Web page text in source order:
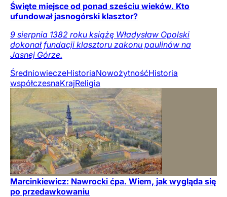
Święte miejsce od ponad sześciu wieków. Kto
ufundował jasnogórski klasztor?
9 sierpnia 1382 roku książę Władysław Opolski
dokonał fundacji klasztoru zakonu paulinów na
Jasnej Górze.
ŚredniowieczeHistoriaNowożytnośćHistoria
współczesnaKrajReligia
Marcinkiewicz: Nawrocki ćpa. Wiem, jak wygląda się
po przedawkowaniu